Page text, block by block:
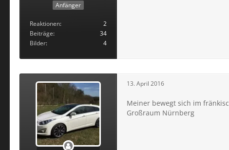
Anfänger
Reaktionen
2
Beiträge
34
Bilder
4
13. April 2016
Meiner bewegt sich im
Großraum Nürnberg